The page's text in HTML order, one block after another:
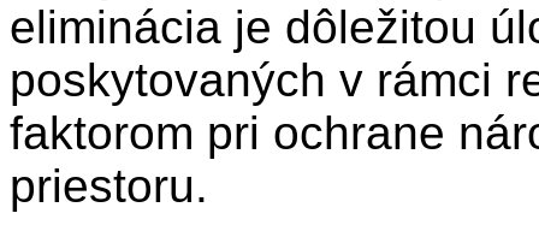
eliminácia je dôležitou
poskytovaných v rámci
faktorom pri ochrane
priestoru.